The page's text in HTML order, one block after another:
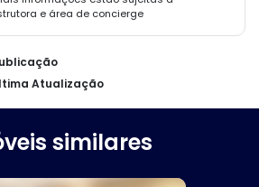
e área de concierge
Atualização
similares